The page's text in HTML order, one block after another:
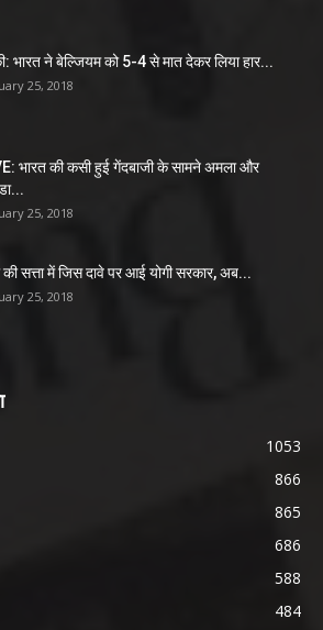
भारत ने बेल्जियम को 5-4 से मात देकर लिया हार...
25, 2018
भारत की कसी हुई गेंदबाजी के सामने अमला और
25, 2018
की सत्ता में जिस दावे पर आई योगी सरकार, अब...
25, 2018
1053
866
865
686
588
484